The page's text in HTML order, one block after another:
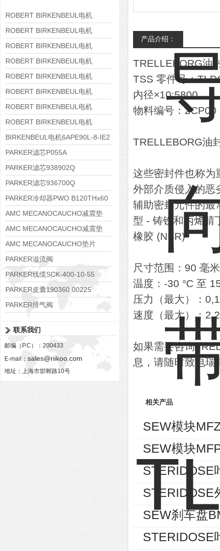
ROBERT BIRKENBEUL电机
8APE225M-4-IE3
ROBERT BIRKENBEUL电机
8APE180L-4 IE3
ROBERT BIRKENBEUL电机
8APE160M-6 IE3
ROBERT BIRKENBEUL电机
8APE160L-4-IE3
ROBERT BIRKENBEUL电机
8APE112M-6K-IE3
ROBERT BIRKENBEUL电机
8APE100L-2 IE3
ROBERT BIRKENBEUL电机
8APE90S-4 IE3
ROBERT BIRKENBEUL电机
8APE80M-2K-IE3
BIRKENBEUL电机6APE90L-8-IE2
PARKER滤芯P055A
PARKER滤芯938902Q
PARKER滤芯936700Q
PARKER冷却器PWO B120THx60
AMC MECANOCAUCHO减震垫
138552
AMC MECANOCAUCHO减震垫
138551
AMC MECANOCAUCHO垫片
608074
PARKER溢流阀
RE06M35W2N1KWXG087
PARKER线缆SCK-400-10-55
PARKER皮囊190360 00225
PARKER排气阀
联系我们
邮编（P.C）：200433
E-mail： sales@riikoo.com
地址：上海市邯郸路10号
产品介绍：
TRELLEBORG油
TSS 零件号：
内径×10:5800
物料编号：2CP00
TRELLEBORG油
这些密封件也称为
外部介质侵入的恶
辅助密封元件的最
型 - 铸铁和丙烯腈
橡胶 (NBR)
尺寸范围：90 毫
温度：-30 °C 至
压力（最大）：
速度（最大）：
如果需要咨询
息，请随时致电瑞
相关产品
SEW模块
SEW模块
STERIDOSE
STERIDOSE
SEW刹车盘
STERIDOSE